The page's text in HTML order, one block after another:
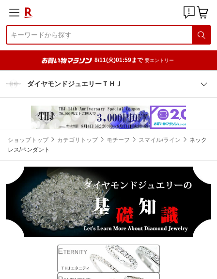
8/11(火)01:59まで 要エントリー
ダイヤモンドジュエリーＴＨＪ
ショップトップ カテゴリトップ モチーフ スマイル/ライン
ネック
レス/ペンダント